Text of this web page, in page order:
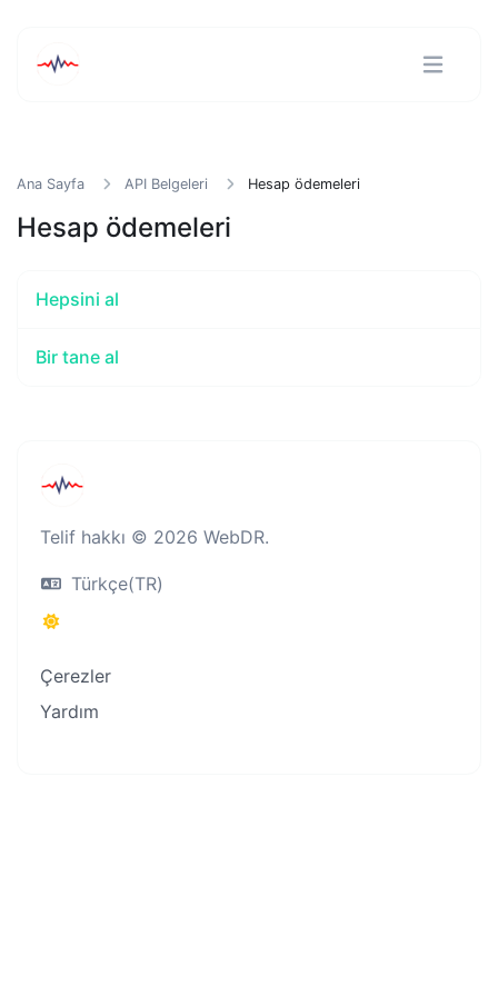
Ana Sayfa API Belgeleri Hesap ödemeleri
Hesap ödemeleri
Hepsini al
Bir tane al
Telif hakkı © 2026 WebDR.
Türkçe(TR)
Çerezler
Yardım